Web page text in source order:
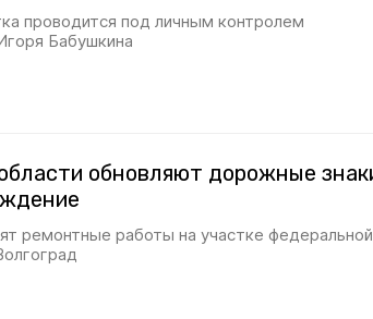
проводится под личным контролем
Бабушкина
обновляют дорожные
ремонтные работы на участке федеральной